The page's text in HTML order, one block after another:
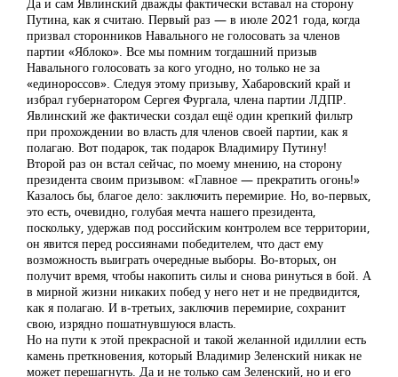
Путина, как я считаю. Первый раз — в июле 2021 года, когда
призвал сторонников Навального не голосовать за членов
партии «Яблоко». Все мы помним тогдашний призыв
Навального голосовать за кого угодно, но только не за
«единороссов». Следуя этому призыву, Хабаровский край и
избрал губернатором Сергея Фургала, члена партии ЛДПР.
Явлинский же фактически создал ещё один крепкий фильтр
при прохождении во власть для членов своей партии, как я
полагаю. Вот подарок, так подарок Владимиру Путину!
Второй раз он встал сейчас, по моему мнению, на сторону
президента своим призывом: «Главное — прекратить огонь!»
Казалось бы, благое дело: заключить перемирие. Но, во-первых,
это есть, очевидно, голубая мечта нашего президента,
поскольку, удержав под российским контролем все территории,
он явится перед россиянами победителем, что даст ему
возможность выиграть очередные выборы. Во-вторых, он
получит время, чтобы накопить силы и снова ринуться в бой. А
в мирной жизни никаких побед у него нет и не предвидится,
как я полагаю. И в-третьих, заключив перемирие, сохранит
свою, изрядно пошатнувшуюся власть.
Но на пути к этой прекрасной и такой желанной идиллии есть
камень преткновения, который Владимир Зеленский никак не
может перешагнуть. Да и не только сам Зеленский, но и его